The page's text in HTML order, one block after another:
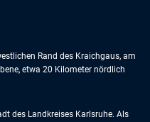
Rand des Kraichgaus, am
etwa 20 Kilometer nördlich
des Landkreises Karlsruhe. Als